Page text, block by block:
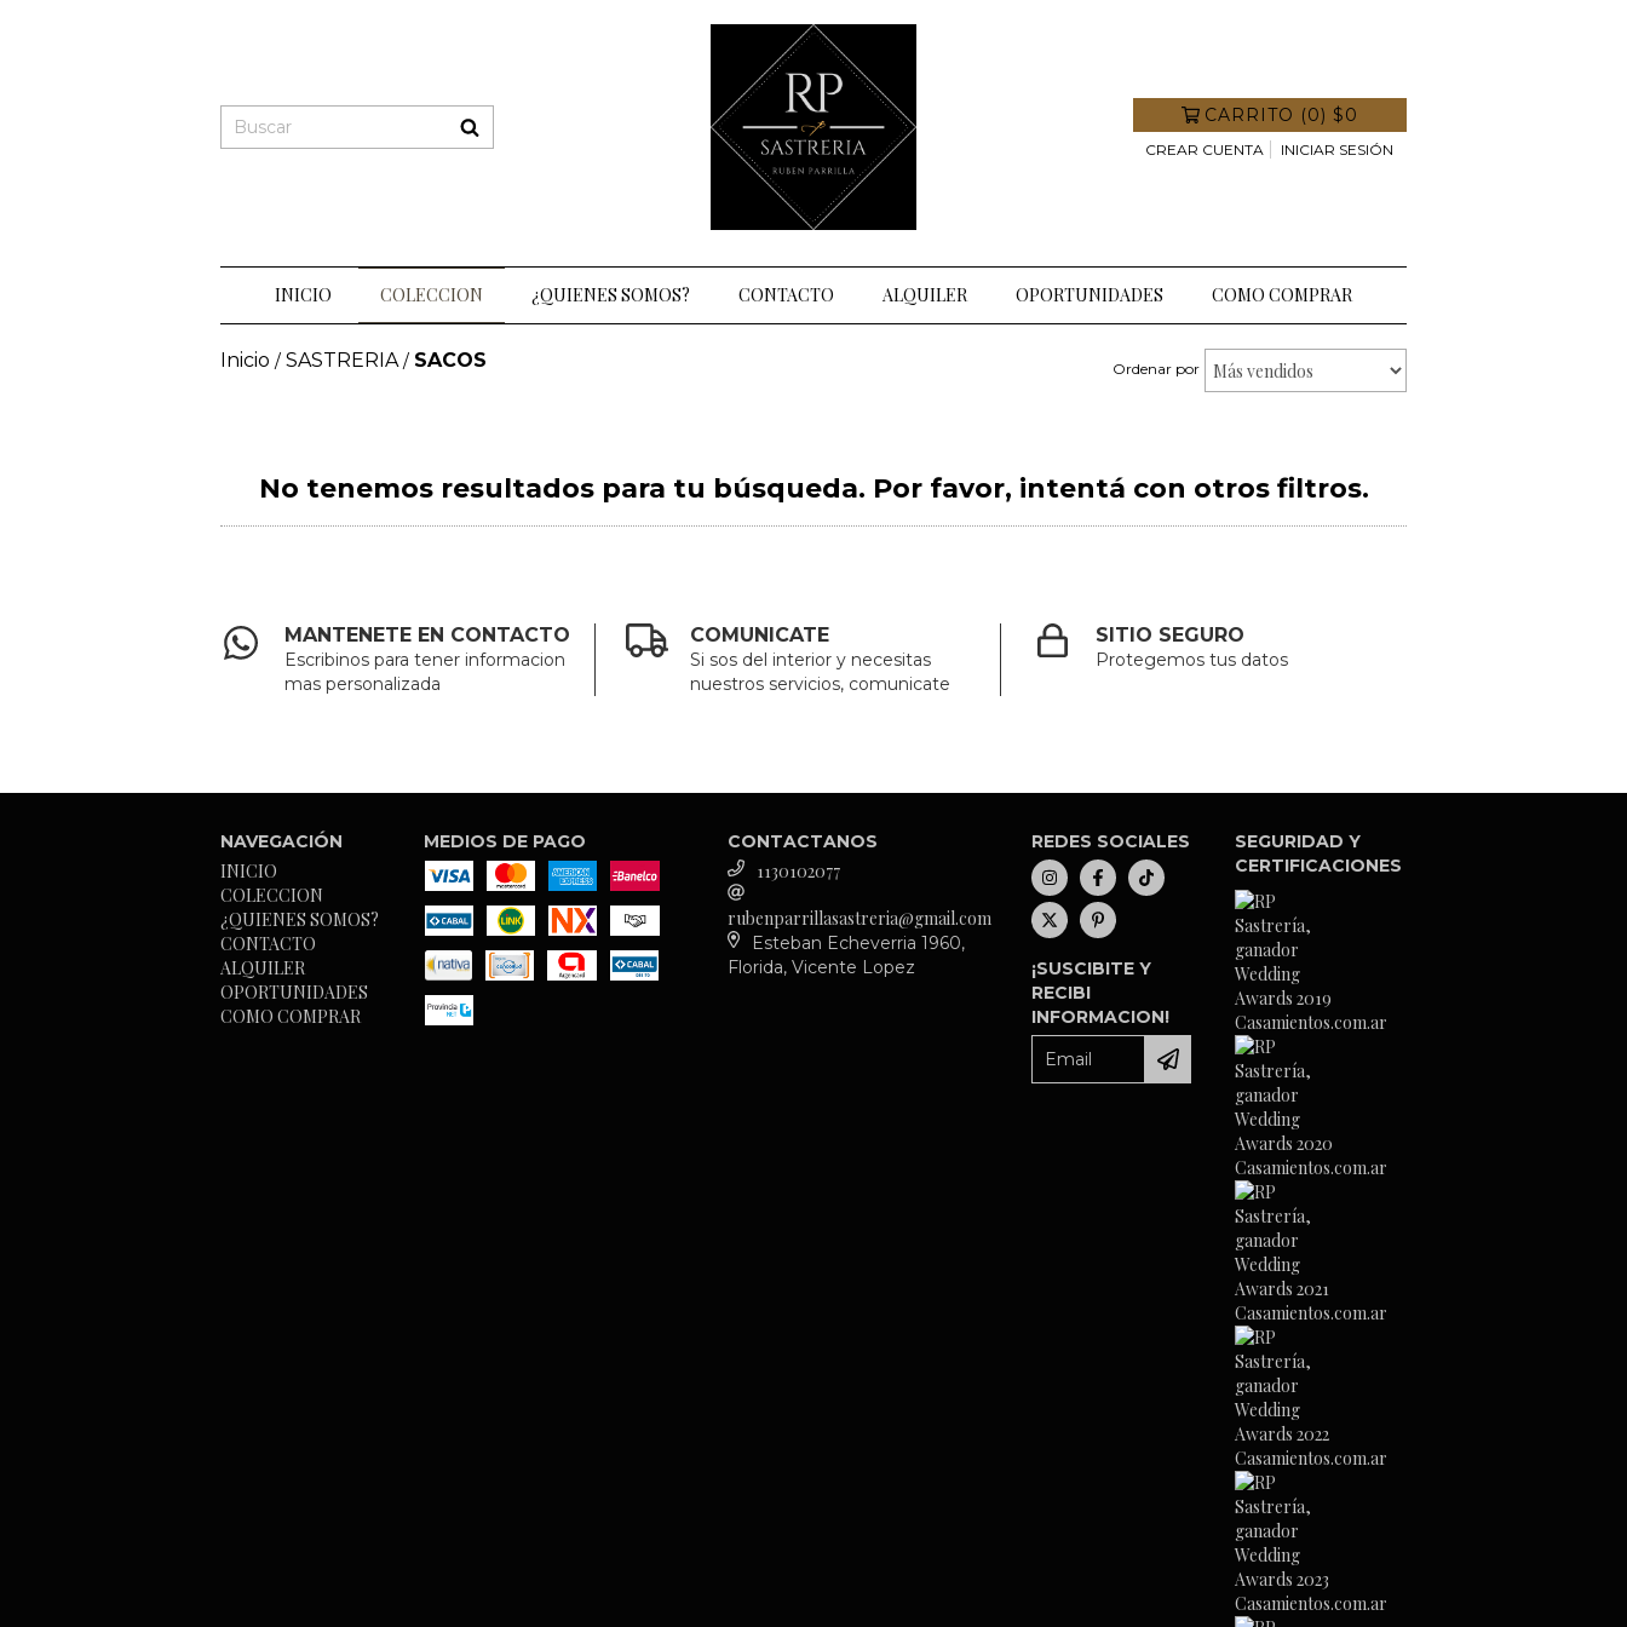
CARRITO (0) $0
CREAR CUENTA INICIAR SESIÓN
INICIO COLECCION ¿QUIENES SOMOS? CONTACTO ALQUILER OPORTUNIDADES COMO COMPRAR
Inicio / SASTRERIA / SACOS Ordenar por
No tenemos resultados para tu búsqueda. Por favor, intentá con otros filtros.
MANTENETE EN CONTACTO
Escribinos para tener informacion
mas personalizada
COMUNICATE
Si sos del interior y necesitas
nuestros servicios, comunicate
SITIO SEGURO
Protegemos tus datos
NAVEGACIÓN
INICIO
COLECCION
¿QUIENES SOMOS?
CONTACTO
ALQUILER
OPORTUNIDADES
COMO COMPRAR
MEDIOS DE PAGO CONTACTANOS
1130102077
rubenparrillasastreria@gmail.com
Esteban Echeverria 1960,
Florida, Vicente Lopez
REDES SOCIALES
¡SUSCIBITE Y
RECIBI
INFORMACION!
SEGURIDAD Y
CERTIFICACIONES